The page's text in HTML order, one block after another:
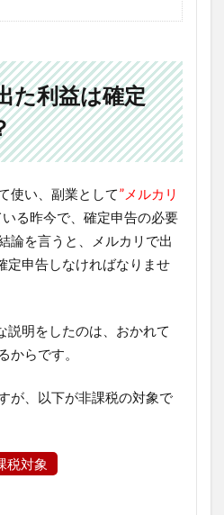
た利益は確定
使い、副業として”メルカリ
る昨今で、確定申告の必要
論を言うと、メルカリで出
定申告しなければなりませ
説明をしたのは、おかれて
からです。
が、以下が非課税の対象で
税対象